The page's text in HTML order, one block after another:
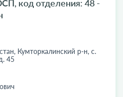
код отделения: 48 -
Кумторкалинский р-н, с.
45